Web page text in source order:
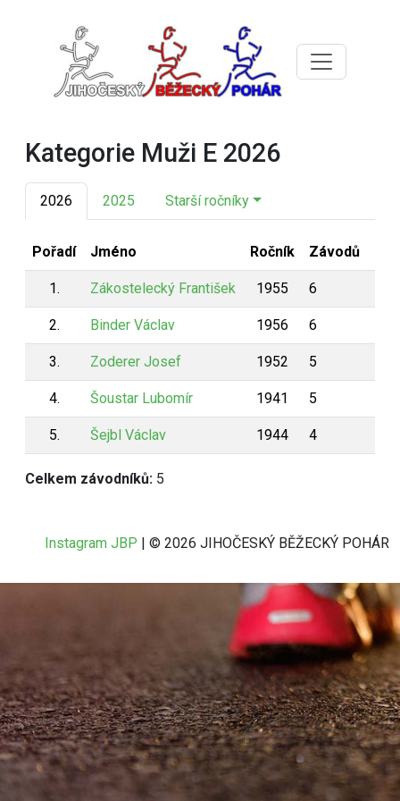
Kategorie Muži E 2026
2026 2025 Starší ročníky
Pořadí Jméno Ročník Závodů
1. Zákostelecký František 1955 6
2. Binder Václav 1956 6
3. Zoderer Josef 1952 5
4. Šoustar Lubomír 1941 5
5. Šejbl Václav 1944 4
Celkem závodníků: 5
Instagram JBP | © 2026 JIHOČESKÝ BĚŽECKÝ POHÁR